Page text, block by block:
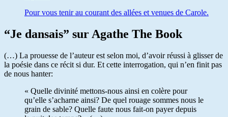
Pour vous tenir au courant des allées et venues de Carole.
“Je dansais” sur Agathe The Book
(…) La prouesse de l’auteur est selon moi, d’avoir réussi à glisser de
la poésie dans ce récit si dur. Et cette interrogation, qui n’en finit pas
de nous hanter:
« Quelle divinité mettons-nous ainsi en colère pour
qu’elle s’acharne ainsi? De quel rouage sommes nous le
grain de sable? Quelle faute nous fait-on payer depuis